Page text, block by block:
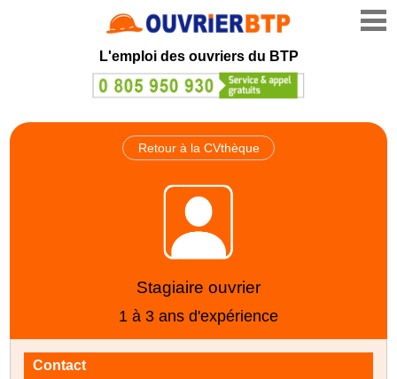
L'emploi des ouvriers du BTP
Retour à la CVthèque
Stagiaire ouvrier
1 à 3 ans d'expérience
Contact